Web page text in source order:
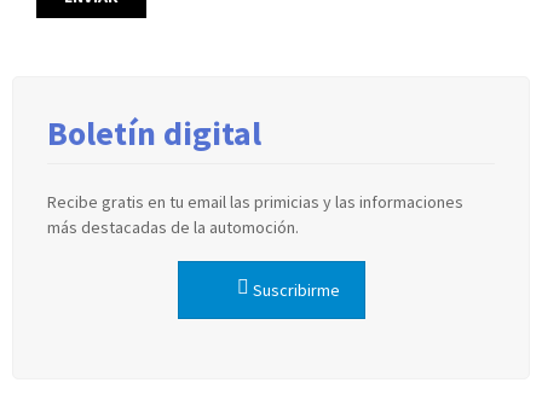
Boletín digital
Recibe gratis en tu email las primicias y las informaciones
más destacadas de la automoción.
Suscribirme